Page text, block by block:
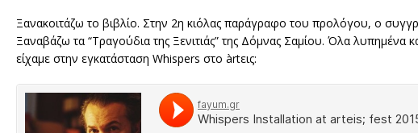
Ξανακοιτάζω το βιβλίο. Στην 2η κιόλας παράγραφο του προλόγου, ο
Ξαναβάζω τα “Τραγούδια της Ξενιτιάς” της Δόμνας Σαμίου. Όλα
είχαμε στην εγκατάσταση Whispers στο àrtεις: